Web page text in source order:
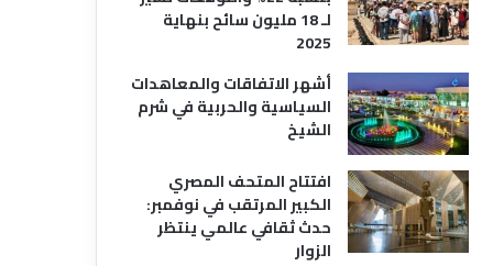
لـ 18 مليون سائح بنهاية
2025
أشهر الاتفاقات والمعاهدات
السياسية والحربية في شرم
الشيخ
افتتاح المتحف المصري
الكبير المرتقب في نوفمبر:
حدث ثقافي عالمي ينتظر
الزوار